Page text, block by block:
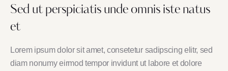
Sed ut perspiciatis unde omnis iste natus
et
Lorem ipsum dolor sit amet, consetetur sadipscing elitr, sed
diam nonumy eirmod tempor invidunt ut labore et dolore